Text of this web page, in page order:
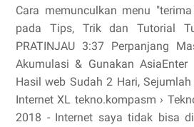
Cara memunculkan menu
pada Tips, Trik dan Tutorial
PRATINJAU 3:37 Perpanjang
Akumulasi & Gunakan
Hasil web Sudah 2 Hari,
Internet XL tekno.kompasm ›
2018 - Internet saya tidak bisa